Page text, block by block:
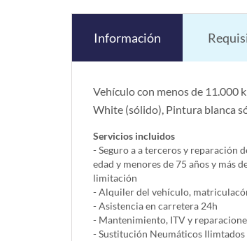
Información
Vehículo con menos de 11.000
White (sólido), Pintura blanca
Servicios incluidos
- Seguro a a terceros y reparación
edad y menores de 75 años y más
limitación
- Alquiler del vehí­culo,
- Asistencia en carretera 24h
- Mantenimiento, ITV y
- Sustitución Neumáticos